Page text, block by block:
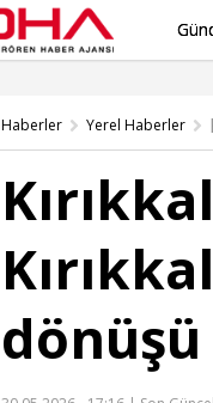
Haberler Yerel Haberler